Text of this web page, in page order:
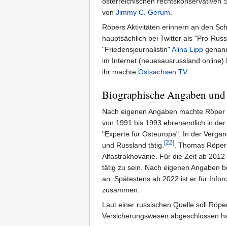
von Jimmy C. Gerum.
Röpers Aktivitäten erinnern an den
hauptsächlich bei Twitter als "Pro-
"Friedensjournalistin"Alina Lipp
im Internet (neuesausrussland
ihr machte Ostsachsen TV.
Biographische Angaben
Nach eigenen Angaben machte
von 1991 bis 1993 ehrenamtlich in
"Experte für Osteuropa". In der
und Russland tätig.[22]. Thomas
Alfastrakhovanie. Für die Zeit ab
tätig zu sein. Nach eigenen Angaben
an. Spätestens ab 2022 ist er für
zusammen.
Laut einer russischen Quelle soll
Versicherungswesen abgeschlossen